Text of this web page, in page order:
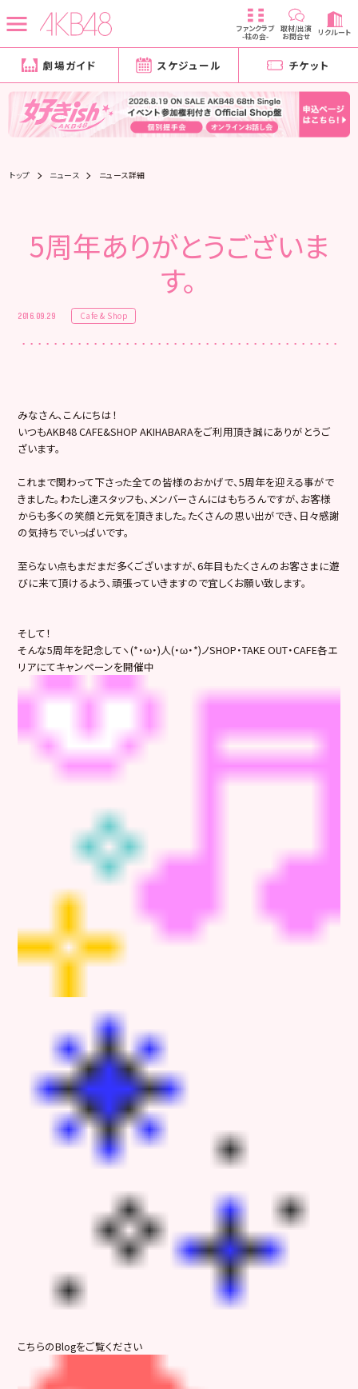
ファンクラブ
-柱の会-
取材/出演
お問合せ リクルート
劇場ガイド スケジュール チケット
トップ ニュース ニュース詳細
5周年ありがとうございま
す。
2016.09.29 Cafe & Shop
みなさん、こんにちは！
いつもAKB48 CAFE&SHOP AKIHABARAをご利用頂き誠にありがとうご
ざいます。
これまで関わって下さった全ての皆様のおかげで、5周年を迎える事がで
きました。わたし達スタッフも、メンバーさんにはもちろんですが、お客様
からも多くの笑顔と元気を頂きました。たくさんの思い出ができ、日々感謝
の気持ちでいっぱいです。
至らない点もまだまだ多くございますが、6年目もたくさんのお客さまに遊
びに来て頂けるよう、頑張っていきますので宜しくお願い致します。
そして！
そんな5周年を記念してヽ(*・ω・)人(・ω・*)ノSHOP・TAKE OUT・CAFE各エ
リアにてキャンペーンを開催中
こちらのBlogをご覧ください